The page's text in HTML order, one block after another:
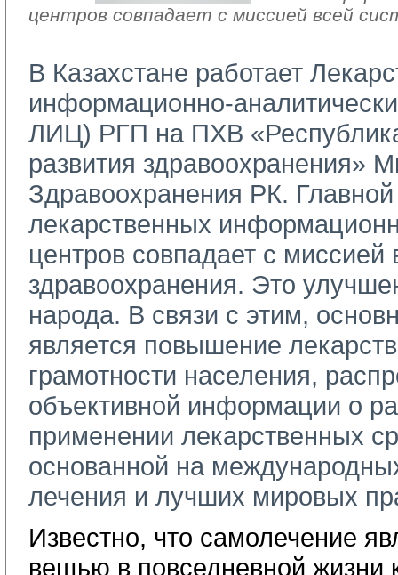
центров совпадает с миссией всей
В Казахстане работает
информационно-
ЛИЦ) РГП на ПХВ
развития здравоохранения»
Здравоохранения РК.
лекарственных
центров совпадает с миссией
здравоохранения. Это
народа. В связи с этим,
является повышение
грамотности населения,
объективной информации о
применении лекарственных
основанной на
лечения и лучших мировых
Известно, что самолечение
вещью в повседневной жизни